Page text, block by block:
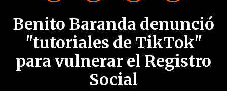
Benito Baranda denunció
"tutoriales de TikTok"
para vulnerar el Registro
Social